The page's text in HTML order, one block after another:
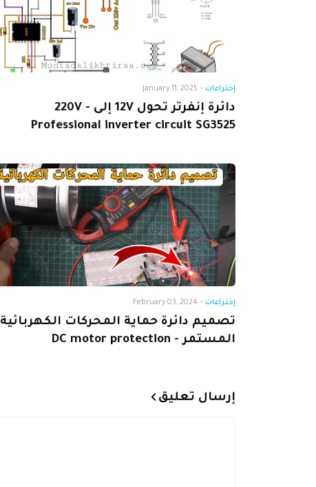
إختراعات -
January 11, 2025
دائرة إنفرتر تحول 12V إلى 220V -
Professional inverter circuit SG3525
إختراعات -
February 03, 2024
تصميم دائرة حماية المحركات الكهربائية
المستمر - DC motor protection
إرسال تعليق